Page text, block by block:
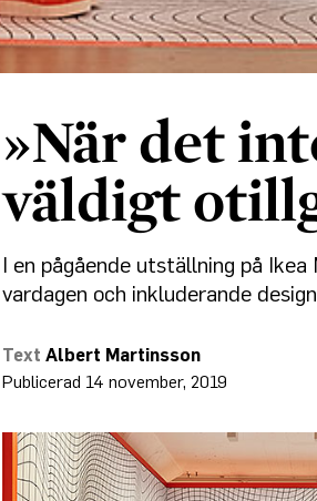
»När det
väldigt
I en pågående utställning på
vardagen och inkluderande
Albert Martinsson
14 november, 2019